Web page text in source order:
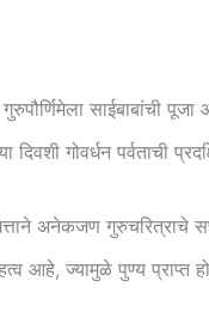
साईबाबांची
दिवशी गोवर्धन पर्वताची
अनेकजण गुरुचरित्राचे
आहे, ज्यामुळे पुण्य प्राप्त